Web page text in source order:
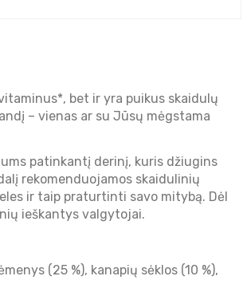
vitaminus*, bet ir yra puikus skaidulų
– vienas ar su Jūsų mėgstama
patinkantį derinį, kuris džiugins
rekomenduojamos skaidulinių
ir taip praturtinti savo mitybą. Dėl
ieškantys valgytojai.
(25 %), kanapių sėklos (10 %),